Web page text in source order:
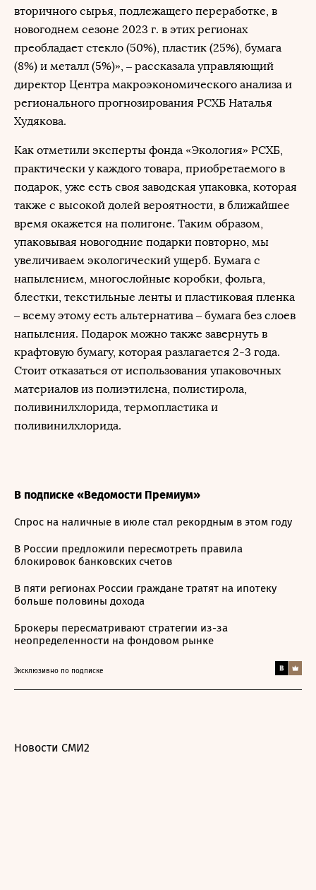
вторичного сырья, подлежащего переработке, в
новогоднем сезоне 2023 г. в этих регионах
преобладает стекло (50%), пластик (25%), бумага
(8%) и металл (5%)», – рассказала управляющий
директор Центра макроэкономического анализа и
регионального прогнозирования РСХБ Наталья
Худякова.
Как отметили эксперты фонда «Экология» РСХБ,
практически у каждого товара, приобретаемого в
подарок, уже есть своя заводская упаковка, которая
также с высокой долей вероятности, в ближайшее
время окажется на полигоне. Таким образом,
упаковывая новогодние подарки повторно, мы
увеличиваем экологический ущерб. Бумага с
напылением, многослойные коробки, фольга,
блестки, текстильные ленты и пластиковая пленка
– всему этому есть альтернатива – бумага без слоев
напыления. Подарок можно также завернуть в
крафтовую бумагу, которая разлагается 2-3 года.
Стоит отказаться от использования упаковочных
материалов из полиэтилена, полистирола,
поливинилхлорида, термопластика и
поливинилхлорида.
В подписке «Ведомости Премиум»
Спрос на наличные в июле стал рекордным в этом году
В России предложили пересмотреть правила
блокировок банковских счетов
В пяти регионах России граждане тратят на ипотеку
больше половины дохода
Брокеры пересматривают стратегии из-за
неопределенности на фондовом рынке
Эксклюзивно по подписке
Новости СМИ2